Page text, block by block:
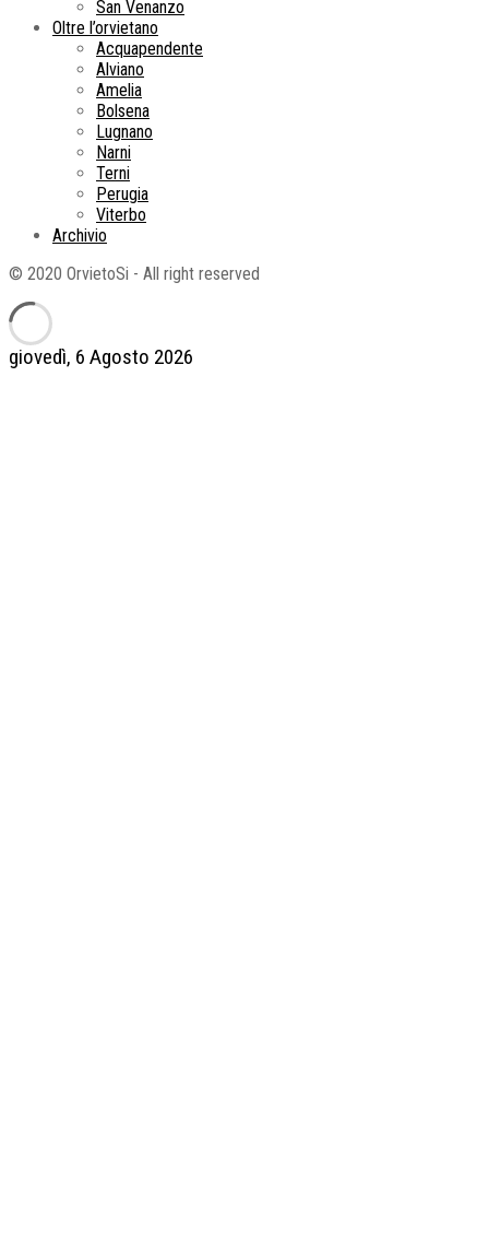
giovedì, 6 Agosto 2026
San Venanzo
Oltre l’orvietano
Acquapendente
Alviano
Amelia
Bolsena
Lugnano
Narni
Terni
Perugia
Viterbo
Archivio
© 2020 OrvietoSi - All right reserved